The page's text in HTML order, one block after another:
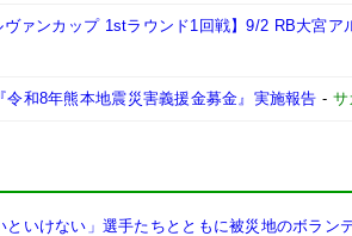
ヴァンカップ 1stラウンド1回戦】9/2 RB大宮
和8年熊本地震災害義援金募金』実施報告 - サ
いけない」選手たちとともに被災地のボラン